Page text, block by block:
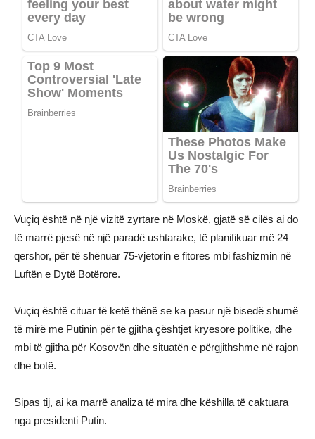
Vuçiq është në një vizitë zyrtare në Moskë, gjatë së cilës ai do
të marrë pjesë në një paradë ushtarake, të planifikuar më 24
qershor, për të shënuar 75-vjetorin e fitores mbi fashizmin në
Luftën e Dytë Botërore.
Vuçiq është cituar të ketë thënë se ka pasur një bisedë shumë
të mirë me Putinin për të gjitha çështjet kryesore politike, dhe
mbi të gjitha për Kosovën dhe situatën e përgjithshme në rajon
dhe botë.
Sipas tij, ai ka marrë analiza të mira dhe këshilla të caktuara
nga presidenti Putin.